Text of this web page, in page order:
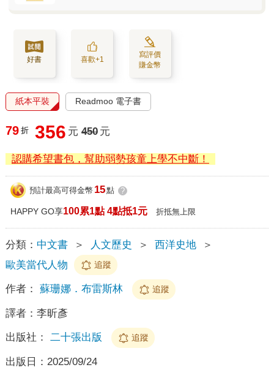
好書 喜歡+1
寫評價
賺金幣
紙本平裝 Readmoo 電子書
79 折 356 元 450 元
認購希望書包，幫助弱勢孩童上學不中斷！
預計最高可得金幣 15點 ?
HAPPY GO享100累1點 4點抵1元 折抵無上限
分類： 中文書 ＞ 人文歷史 ＞ 西洋史地
＞
歐美當代人物
追蹤
作者： 蘇珊娜．布雷斯林 追蹤
譯者： 李昕彥
出版社： 二十張出版 追蹤
出版日： 2025/09/24